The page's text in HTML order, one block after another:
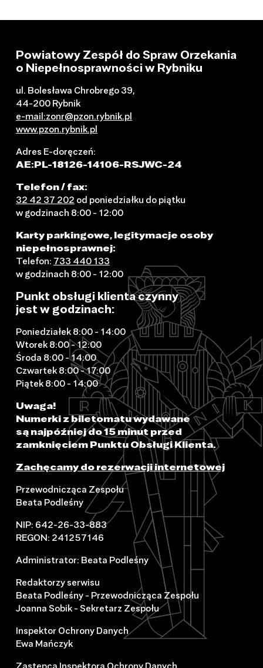
Powiatowy Zespół do Spraw Orzekania
o Niepełnosprawności w Rybniku
ul. Bolesława Chrobrego 39,
44-200 Rybnik
e-mail:zonr@pzon.rybnik.pl
www.pzon.rybnik.pl
Adres E-doręczeń:
AE:PL-18126-14106-RSJWC-24
Telefon / fax:
32 42 37 202 od poniedziałku do piątku
w godzinach 8:00 - 12:00
Karty parkingowe, legitymacje osoby
niepełnosprawnej:
Telefon: 733 440 133
w godzinach 8:00 - 12:00
Punkt obsługi klienta czynny
jest w godzinach:
Poniedziałek 8:00 - 14:00
Wtorek 8:00 - 12:00
Środa 8:00 - 14:00
Czwartek 8:00 - 17:00
Piątek 8:00 - 14:00
Uwaga!
Numerki z biletomatu wydawane
są najpóźniej do 15 minut przed
zamknięciem Punktu Obsługi Klienta.
Zachęcamy do rezerwacji internetowej
Przewodnicząca Zespołu
Beata Podleśny
NIP: 642-26-33-883
REGON: 241257146
Administrator: Beata Podleśny
Redaktorzy serwisu
Beata Podleśny - Przewodnicząca Zespołu
Joanna Sobik - Sekretarz Zespołu
Inspektor Ochrony Danych
Ewa Mańczyk